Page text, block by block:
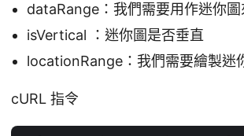
dataRange：我們需要用作迷你圖
isVertical ：迷你圖是否垂直
locationRange：我們需要繪製迷
cURL 指令